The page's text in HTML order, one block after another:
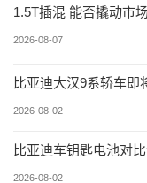
1.5T插混 能否撬动市场
2026-08-07
比亚迪大汉9系轿车即
2026-08-02
比亚迪车钥匙电池对
2026-08-02